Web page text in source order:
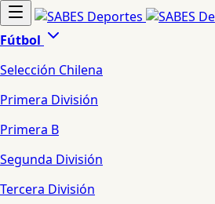
Fútbol
Selección Chilena
Primera División
Primera B
Segunda División
Tercera División